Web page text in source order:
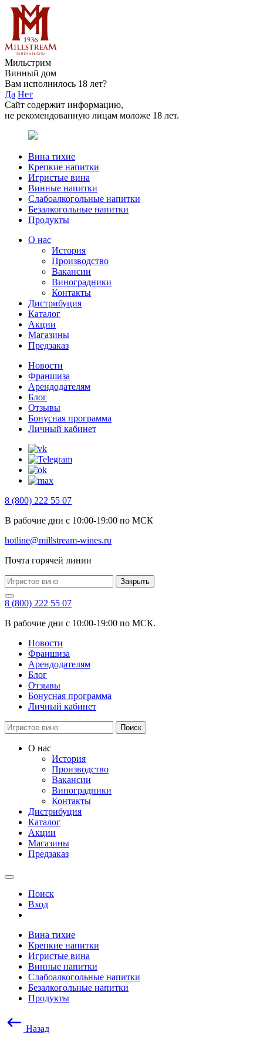
Мильстрим
Винный дом
Вам исполнилось 18 лет?
Да Нет
Сайт содержит информацию,
не рекомендованную лицам моложе 18 лет.
Вина тихие
Крепкие напитки
Игристые вина
Винные напитки
Слабоалкогольные напитки
Безалкогольные напитки
Продукты
О нас
История
Производство
Вакансии
Виноградники
Контакты
Дистрибуция
Каталог
Акции
Магазины
Предзаказ
Новости
Франшиза
Арендодателям
Блог
Отзывы
Бонусная программа
Личный кабинет
8 (800) 222 55 07
В рабочие дни с 10:00-19:00 по МСК
hotline@millstream-wines.ru
Почта горячей линии
Закрыть
8 (800) 222 55 07
В рабочие дни с 10:00-19:00 по МСК.
Новости
Франшиза
Арендодателям
Блог
Отзывы
Бонусная программа
Личный кабинет
Поиск
О нас
История
Производство
Вакансии
Виноградники
Контакты
Дистрибуция
Каталог
Акции
Магазины
Предзаказ
Поиск
Вход
Вина тихие
Крепкие напитки
Игристые вина
Винные напитки
Слабоалкогольные напитки
Безалкогольные напитки
Продукты
Назад